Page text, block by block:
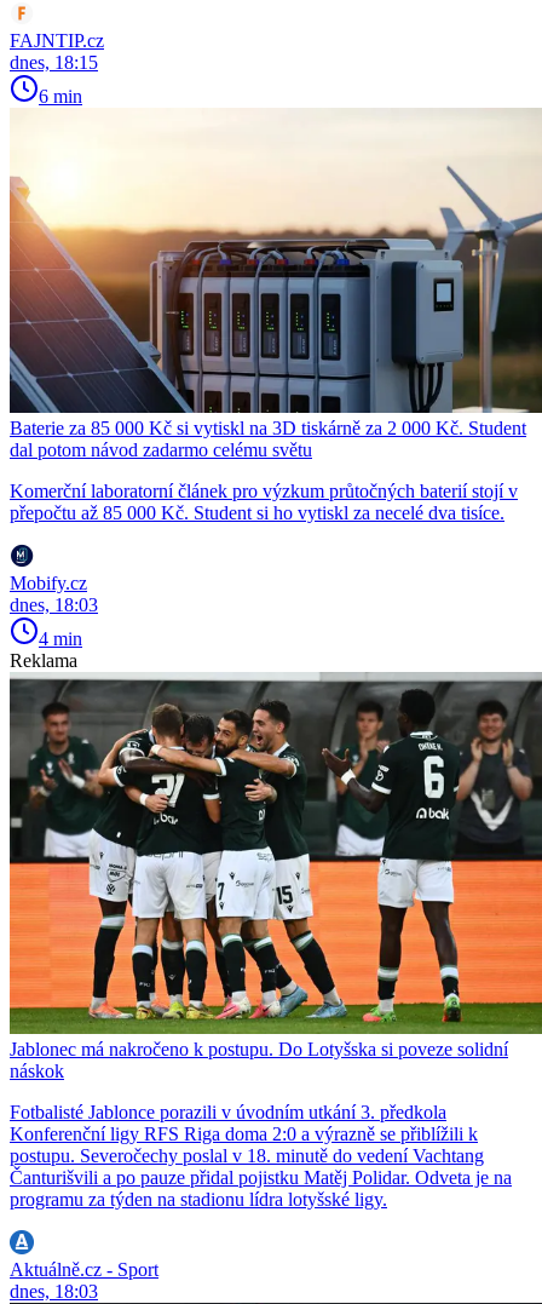
FAJNTIP.cz
dnes, 18:15
6 min
Baterie za 85 000 Kč si vytiskl na 3D tiskárně za 2 000 Kč. Student
dal potom návod zadarmo celému světu
Komerční laboratorní článek pro výzkum průtočných baterií stojí v
přepočtu až 85 000 Kč. Student si ho vytiskl za necelé dva tisíce.
Mobify.cz
dnes, 18:03
4 min
Reklama
Jablonec má nakročeno k postupu. Do Lotyšska si poveze solidní
náskok
Fotbalisté Jablonce porazili v úvodním utkání 3. předkola
Konferenční ligy RFS Riga doma 2:0 a výrazně se přiblížili k
postupu. Severočechy poslal v 18. minutě do vedení Vachtang
Čanturišvili a po pauze přidal pojistku Matěj Polidar. Odveta je na
programu za týden na stadionu lídra lotyšské ligy.
Aktuálně.cz - Sport
dnes, 18:03